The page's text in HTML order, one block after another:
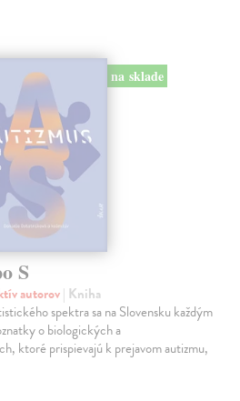
na sklade
S
autorov| Kniha
spektra sa na Slovensku každým
o biologických a
ktoré prispievajú k prejavom autizmu,